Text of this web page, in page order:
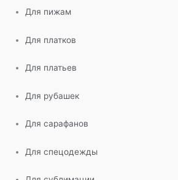
Для пижам
Для платков
Для платьев
Для рубашек
Для сарафанов
Для спецодежды